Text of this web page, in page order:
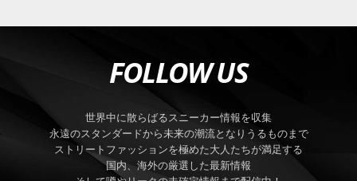
FOLLOW US
世界中に散らばるスニーカー情報を収集
永遠のスタンダードから未来の潮流となりうるものまで
ストリートファッションを極めた大人たちが満足する
国内、海外の厳選した最新情報